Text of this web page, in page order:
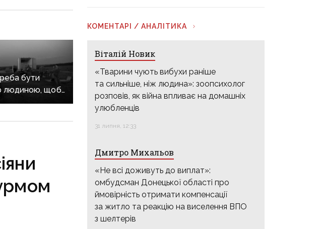
бути
людиною, щоб
плакала вся
КОМЕНТАРІ / АНАЛІТИКА
Віталій Новик
«Тварини чують вибухи раніше
та сильніше, ніж людина»: зоопсихолог
розповів, як війна впливає на домашніх
улюбленців
31 липня, 12:33
Дмитро Михальов
«Не всі доживуть до виплат»:
омбудсман Донецької області про
ймовірність отримати компенсації
за житло та реакцію на виселення ВПО
з шелтерів